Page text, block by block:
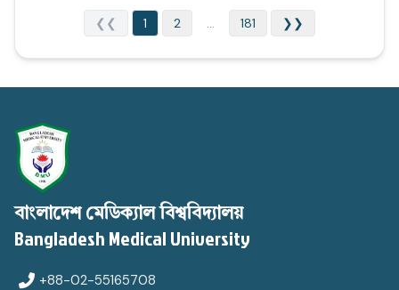
❮❮ 1 2 ... 181 ❯❯
বাংলাদেশ মেডিক্যাল বিশ্ববিদ্যালয়
Bangladesh Medical University
+88-02-55165708